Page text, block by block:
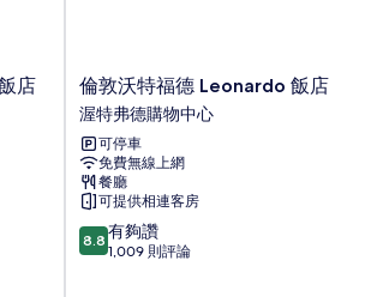
店
倫
敦
沃
特
福
德
Leonardo
飯
店
倫敦沃特福德 Leonardo 飯店
渥特弗德購物中心
可停車
免費無線上網
餐廳
可提供相連客房
8.8
分，
8.8 有夠讚
1,009 則評論